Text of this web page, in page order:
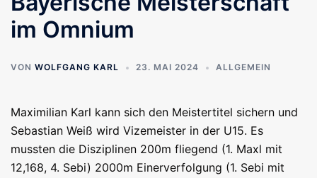
im Omnium
VON WOLFGANG KARL 23. MAI 2024 ALLGEMEIN
Maximilian Karl kann sich den Meistertitel sichern und
Sebastian Weiß wird Vizemeister in der U15. Es
mussten die Disziplinen 200m fliegend (1. Maxl mit
12,168, 4. Sebi) 2000m Einerverfolgung (1. Sebi mit